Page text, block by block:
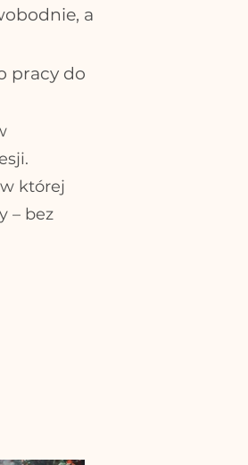
a
pracy do
której
– bez